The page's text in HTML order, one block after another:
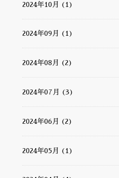
2024年10月 (1)
2024年09月 (1)
2024年08月 (2)
2024年07月 (3)
2024年06月 (2)
2024年05月 (1)